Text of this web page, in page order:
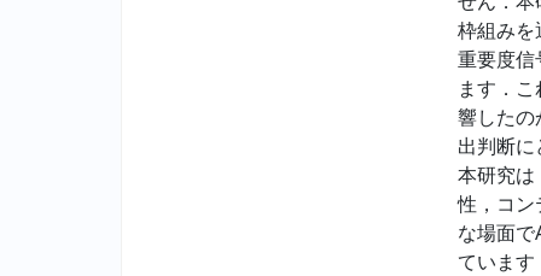
枠組み
重要度
ます．
響した
出判断
本研究
性，コ
な場面
ています